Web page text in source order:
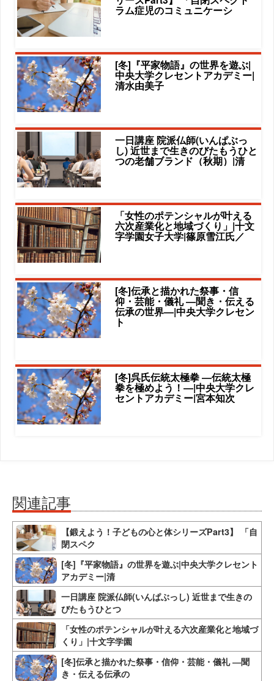
ラム症児のコミュニケーシ
[冬]『平家物語』の世界を遊ぶ|
中央大学クレセントアカデミー|
清水由美子
一日講座 院派仏師(いんぱぶっ
し) 近世まで生きのびたもうひと
つの老舗ブランド（秋期）|清
「女性のポテンシャルが叶える
六次産業化と地域づくり」|十文
字学園女子大学|篠原雪江氏／
[冬]伝承と描かれた祭事・信
仰・芸能・儀礼 ―聞き・伝える
伝承の世界―|中央大学クレセン
ト
[冬]呉氏伝統太極拳 ―伝統太極
拳を極めよう！―|中央大学クレ
セントアカデミー|宮本知次
関連記事
【鍛えよう！子どもの心と体シリーズPart3】 「自
閉スペク
[冬]『平家物語』の世界を遊ぶ|中央大学クレセント
アカデミー|清
一日講座 院派仏師(いんぱぶっし) 近世まで生きの
びたもうひとつ
「女性のポテンシャルが叶える六次産業化と地域づ
くり」|十文字学園
[冬]伝承と描かれた祭事・信仰・芸能・儀礼 ―聞
き・伝える伝承の